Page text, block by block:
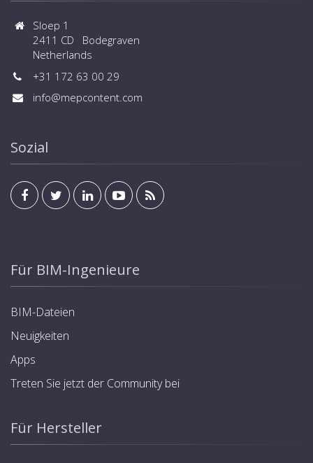
Sloep 1
2411 CD Bodegraven
Netherlands
+31 172 63 00 29
info@mepcontent.com
Sozial
Für BIM-Ingenieure
BIM-Dateien
Neuigkeiten
Apps
Treten Sie jetzt der Community bei
Für Hersteller